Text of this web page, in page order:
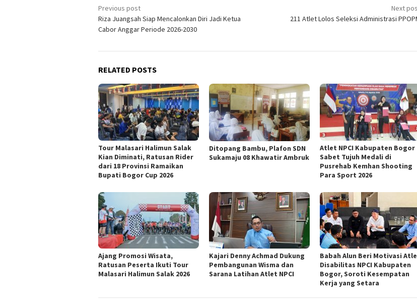
Post
navigation
Previous post
Riza Juangsah Siap Mencalonkan Diri Jadi Ketua
Cabor Anggar Periode 2026-2030
Next
211 Atlet Lolos Seleksi Administrasi
RELATED POSTS
Tour Malasari Halimun Salak
Kian Diminati, Ratusan Rider
dari 18 Provinsi Ramaikan
Bupati Bogor Cup 2026
Ditopang Bambu, Plafon SDN
Sukamaju 08 Khawatir Ambruk
Atlet NPCI Kabupaten Bogor
Sabet Tujuh Medali di
Pusrehab Kemhan Shooting
Para Sport 2026
Ajang Promosi Wisata,
Ratusan Peserta Ikuti Tour
Malasari Halimun Salak 2026
Kajari Denny Achmad Dukung
Pembangunan Wisma dan
Sarana Latihan Atlet NPCI
Babah Alun Beri Motivasi
Disabilitas NPCI Kabupaten
Bogor, Soroti Kesempatan
Kerja yang Setara